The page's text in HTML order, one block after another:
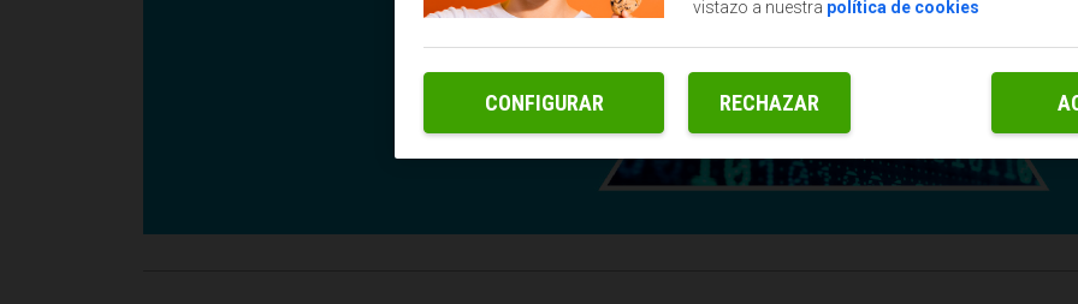
vistazo a nuestra política de cookies
RECHAZAR
CONFIGURAR